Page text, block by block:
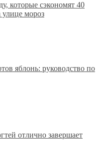
которые сэкономят 40
мороз
яблонь: руководство по
отлично завершает